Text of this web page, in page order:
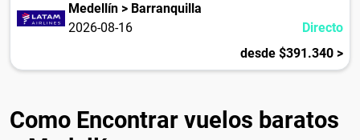
Medellín > Barranquilla
2026-08-16
Directo
desde $391.340 >
Como Encontrar vuelos baratos